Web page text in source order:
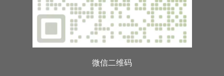
微信二维码